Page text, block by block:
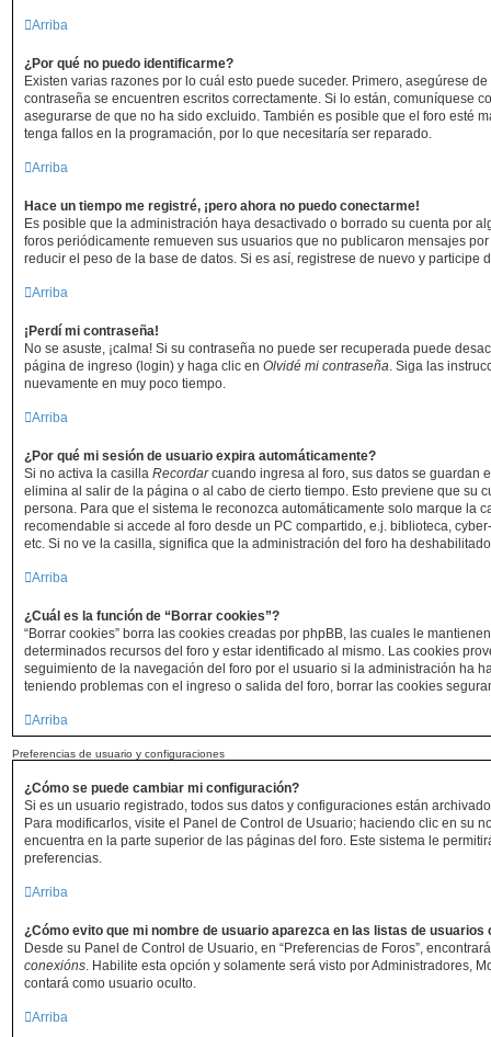
Arriba
¿Por qué no puedo identificarme?
Existen varias razones por lo cuál esto puede suceder. Primero, asegúrese
contraseña se encuentren escritos correctamente. Si lo están, comuníquese
asegurarse de que no ha sido excluido. También es posible que el foro esté
tenga fallos en la programación, por lo que necesitaría ser reparado.
Arriba
Hace un tiempo me registré, ¡pero ahora no puedo conectarme!
Es posible que la administración haya desactivado o borrado su cuenta por
foros periódicamente remueven sus usuarios que no publicaron mensajes
reducir el peso de la base de datos. Si es así, registrese de nuevo y participe
Arriba
¡Perdí mi contraseña!
No se asuste, ¡calma! Si su contraseña no puede ser recuperada puede
página de ingreso (login) y haga clic en Olvidé mi contraseña. Siga las
nuevamente en muy poco tiempo.
Arriba
¿Por qué mi sesión de usuario expira automáticamente?
Si no activa la casilla Recordarcuando ingresa al foro, sus datos se guardan
elimina al salir de la página o al cabo de cierto tiempo. Esto previene que su
persona. Para que el sistema le reconozca automáticamente solo marque la
recomendable si accede al foro desde un PC compartido, e.j. biblioteca,
etc. Si no ve la casilla, significa que la administración del foro ha
Arriba
¿Cuál es la función de “Borrar cookies”?
“Borrar cookies” borra las cookies creadas por phpBB, las cuales le
determinados recursos del foro y estar identificado al mismo. Las cookies
seguimiento de la navegación del foro por el usuario si la administración ha
teniendo problemas con el ingreso o salida del foro, borrar las cookies
Arriba
Preferencias de usuario y configuraciones
¿Cómo se puede cambiar mi configuración?
Si es un usuario registrado, todos sus datos y configuraciones están
Para modificarlos, visite el Panel de Control de Usuario; haciendo clic en su
encuentra en la parte superior de las páginas del foro. Este sistema le
preferencias.
Arriba
¿Cómo evito que mi nombre de usuario aparezca en las listas de usuarios
Desde su Panel de Control de Usuario, en “Preferencias de Foros”,
conexións. Habilite esta opción y solamente será visto por Administradores,
contará como usuario oculto.
Arriba